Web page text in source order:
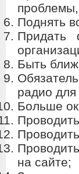
проблемы,
Поднять
Придать
Быть
радио
Больше
на сайте;